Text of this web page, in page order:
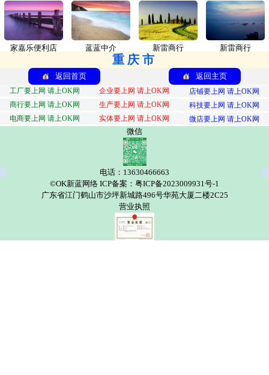
家嘉乐便利店 蓝蓝中介 新雷商行 新雷商行
重庆市
返回首页 返回主页
工厂要上网 请上OK网 企业要上网 请上OK网
店铺要上网 请上OK网
商行要上网 请上OK网
生产要上网 请上OK网
科技要上网 请上OK网
电商要上网 请上OK网
实体要上网 请上OK网 微店要上网 请上OK网
微信
电话：13630466663
©OK新蓝网络 ICP备案：粤ICP备2023009931号-1
广东省江门鹤山市沙坪新城路496号华苑大厦二楼2C25
营业执照